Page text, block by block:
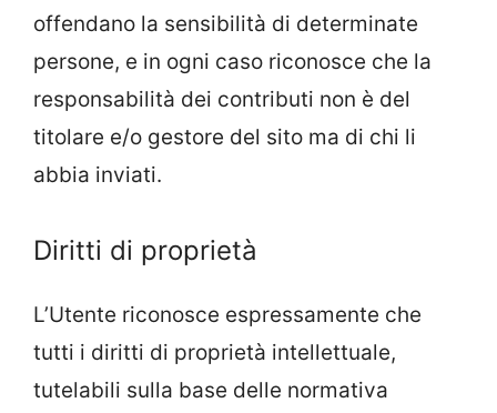
offendano la sensibilità di determinate
persone, e in ogni caso riconosce che la
responsabilità dei contributi non è del
titolare e/o gestore del sito ma di chi li
abbia inviati.
Diritti di proprietà
L’Utente riconosce espressamente che
tutti i diritti di proprietà intellettuale,
tutelabili sulla base delle normativa